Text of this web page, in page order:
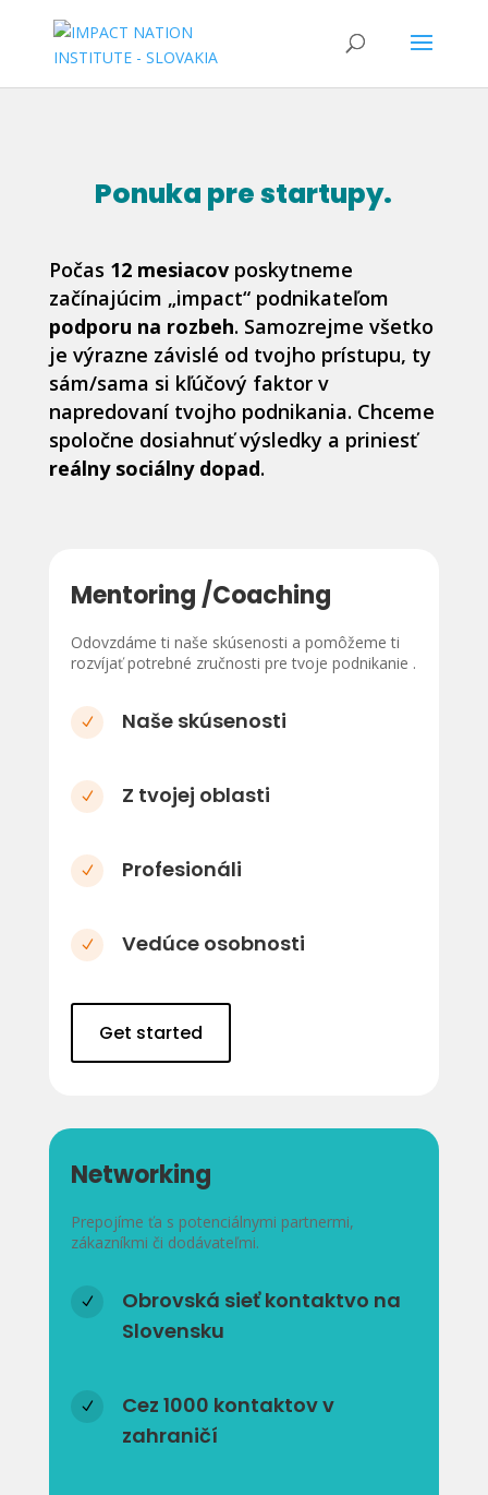
Ponuka pre startupy.
Počas 12 mesiacovposkytneme
začínajúcim „impact“ podnikateľom
podporu na rozbeh. Samozrejme všetko
je výrazne závislé od tvojho prístupu, ty
sám/sama si kľúčový faktor v
napredovaní tvojho podnikania. Chceme
spoločne dosiahnuť výsledky a priniesť
reálny sociálny dopad.
Mentoring /Coaching
Odovzdáme ti naše skúsenosti a pomôžeme ti
rozvíjať potrebné zručnosti pre tvoje podnikanie .
N Naše skúsenosti
N Z tvojej oblasti
N Profesionáli
N Vedúce osobnosti
Get started
Networking
Prepojíme ťa s potenciálnymi partnermi,
zákazníkmi či dodávateľmi.
N
Obrovská sieť kontaktvo na
Slovensku
N
Cez 1000 kontaktov v
zahraničí